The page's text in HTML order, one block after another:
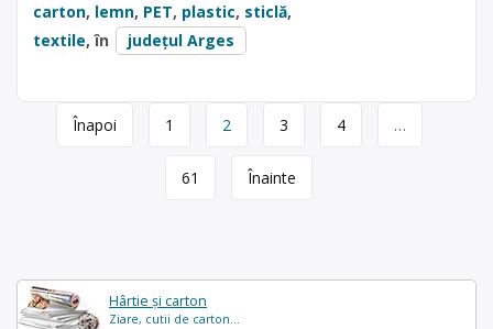
Hârtie și carton
Ziare, cutii de carton...
carton, lemn, PET, plastic, sticlă,
textile, în județul Arges
Page
Înapoi 1 2 3 4 …
61 Înainte